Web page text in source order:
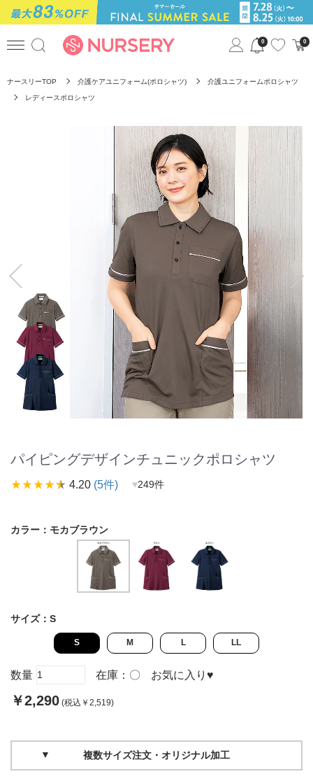
0 0
ナースリーTOP 介護ケアユニフォーム(ポロシャツ) 介護ユニフォームポロシャツ
レディースポロシャツ
パイピングデザインチュニックポロシャツ
star_ratestar_ratestar_ratestar_ratestar_rate 4.20 (5件) ♥249件
カラー： モカブラウン
サイズ： S
S M L LL
数量 在庫： 〇 お気に入り ♥
￥2,290 (税込￥2,519)
複数サイズ注文・オリジナル加工